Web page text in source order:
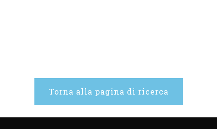
Torna alla pagina di ricerca